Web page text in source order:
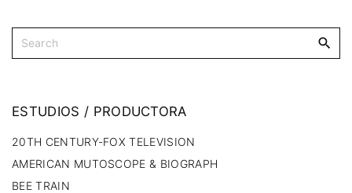
ESTUDIOS / PRODUCTORA
20TH CENTURY-FOX TELEVISION
AMERICAN MUTOSCOPE & BIOGRAPH
BEE TRAIN